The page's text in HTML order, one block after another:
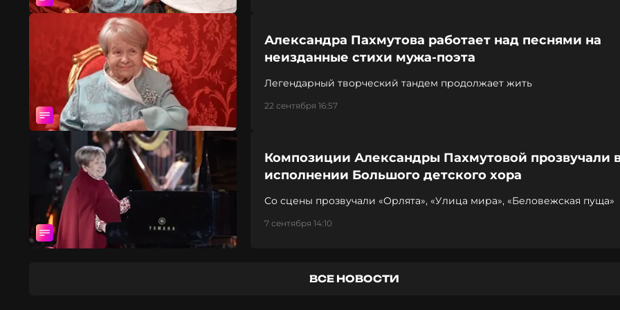
Александра Пахмутова работает над песнями на
неизданные стихи мужа-поэта
Легендарный творческий тандем продолжает жить
22 сентября 16:57
Композиции Александры Пахмутовой прозвучали
исполнении Большого детского хора
Со сцены прозвучали «Орлята», «Улица мира», «Беловежская пуща»
7 сентября 14:10
ВСЕ НОВОСТИ